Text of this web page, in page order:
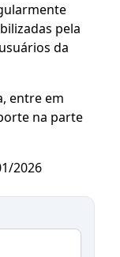
pela
da
entre em
na parte
2026